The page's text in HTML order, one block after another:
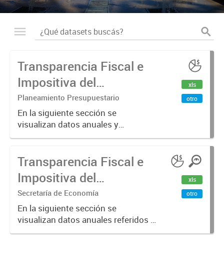
Transparencia Fiscal e
Impositiva del
Municipio. Año 2024
Planeamiento Presupuestario
En la siguiente sección se
visualizan datos anuales y
trimestrales referidos a la
Municipio en el año 2024.
xls
otro
Transparencia Fiscal e
Impositiva del
Municipio. Año 2023
Secretaría de Economía
En la siguiente sección se
visualizan datos anuales referidos a
la transparencia fiscal e impositiva
xls
otro